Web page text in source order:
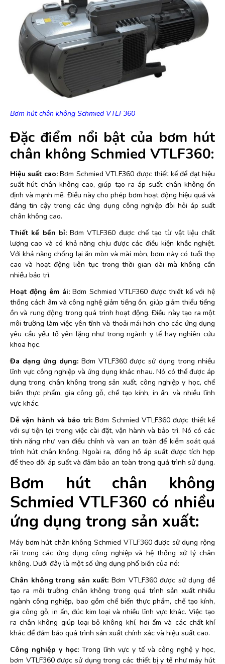
Bơm hút chân không Schmied VTLF360
Đặc điểm nổi bật của bơm hút
chân không Schmied VTLF360:
Hiệu suất cao:Bơm Schmied VTLF360 được thiết kế để đạt hiệu
suất hút chân không cao, giúp tạo ra áp suất chân không ổn
định và mạnh mẽ. Điều này cho phép bơm hoạt động hiệu quả và
đáng tin cậy trong các ứng dụng công nghiệp đòi hỏi áp suất
chân không cao.
Thiết kế bền bỉ:Bơm VTLF360 được chế tạo từ vật liệu chất
lượng cao và có khả năng chịu được các điều kiện khắc nghiệt.
Với khả năng chống lại ăn mòn và mài mòn, bơm này có tuổi thọ
cao và hoạt động liên tục trong thời gian dài mà không cần
nhiều bảo trì.
Hoạt động êm ái:Bơm Schmied VTLF360 được thiết kế với hệ
thống cách âm và công nghệ giảm tiếng ồn, giúp giảm thiểu tiếng
ồn và rung động trong quá trình hoạt động. Điều này tạo ra một
môi trường làm việc yên tĩnh và thoải mái hơn cho các ứng dụng
yêu cầu yếu tố yên lặng như trong ngành y tế hay nghiên cứu
khoa học.
Đa dạng ứng dụng:Bơm VTLF360 được sử dụng trong nhiều
lĩnh vực công nghiệp và ứng dụng khác nhau. Nó có thể được áp
dụng trong chân không trong sản xuất, công nghiệp y học, chế
biến thực phẩm, gia công gỗ, chế tạo kính, in ấn, và nhiều lĩnh
vực khác.
Dễ vận hành và bảo trì:Bơm Schmied VTLF360 được thiết kế
với sự tiện lợi trong việc cài đặt, vận hành và bảo trì. Nó có các
tính năng như van điều chỉnh và van an toàn để kiểm soát quá
trình hút chân không. Ngoài ra, đồng hồ áp suất được tích hợp
để theo dõi áp suất và đảm bảo an toàn trong quá trình sử dụng.
Bơm hút chân không
Schmied VTLF360 có nhiều
ứng dụng trong sản xuất:
Máy bơm hút chân không Schmied VTLF360 được sử dụng rộng
rãi trong các ứng dụng công nghiệp và hệ thống xử lý chân
không. Dưới đây là một số ứng dụng phổ biến của nó:
Chân không trong sản xuất: Bơm VTLF360 được sử dụng để
tạo ra môi trường chân không trong quá trình sản xuất nhiều
ngành công nghiệp, bao gồm chế biến thực phẩm, chế tạo kính,
gia công gỗ, in ấn, đúc kim loại và nhiều lĩnh vực khác. Việc tạo
ra chân không giúp loại bỏ không khí, hơi ẩm và các chất khí
khác để đảm bảo quá trình sản xuất chính xác và hiệu suất cao.
Công nghiệp y học: Trong lĩnh vực y tế và công nghệ y học,
bơm VTLF360 được sử dụng trong các thiết bị y tế như máy hút